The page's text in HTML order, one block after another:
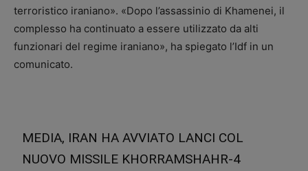
terroristico iraniano». «Dopo l’assassinio di Khamenei, il
complesso ha continuato a essere utilizzato da alti
funzionari del regime iraniano», ha spiegato l’Idf in un
comunicato.
MEDIA, IRAN HA AVVIATO LANCI COL
NUOVO MISSILE KHORRAMSHAHR-4